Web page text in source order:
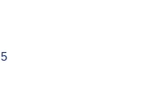
5